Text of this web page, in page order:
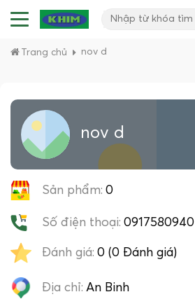
Trang chủ nov d
nov d
Sản phẩm: 0
Số điện thoại: 0917580940
Đánh giá: 0 (0 Đánh giá)
Địa chỉ: An Binh